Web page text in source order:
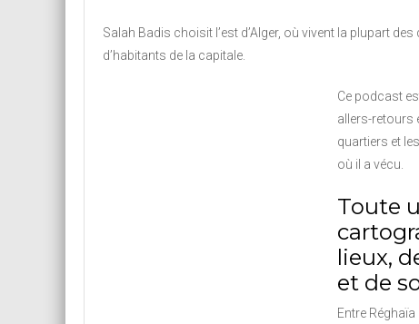
Salah Badis choisit l’est d’Alger, où vivent la plupart
d’habitants de la capitale.
Ce podcast
allers-retours
quartiers et
où il a vécu.
Toute
lieux,
et de
Entre Réghaïa